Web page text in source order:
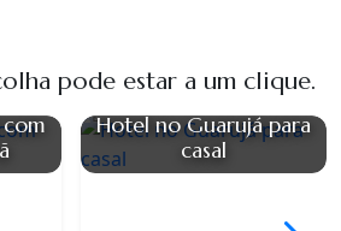
pode estar a um clique.
Hotel no Guarujá para
casal